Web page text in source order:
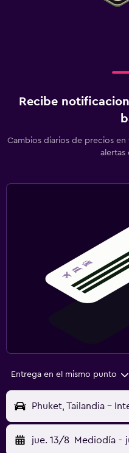
Recibe
Cambios diarios de precios
alertas
Entrega en el mismo punto
Phuket, Tailandia -
jue. 13/8 Mediodía -